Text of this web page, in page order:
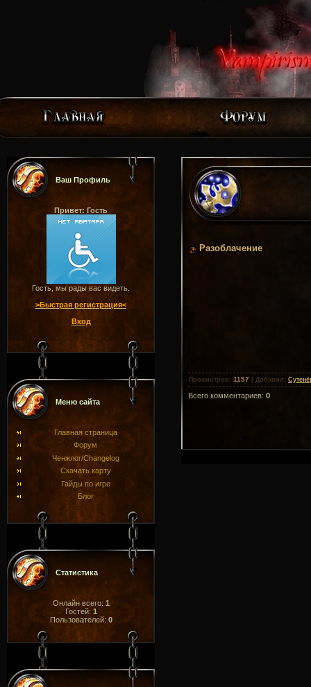
Ваш Профиль
Привет: Гость
Гость, мы рады вас видеть.
>Быстрая регистрация<
Вход
Меню сайта
Главная страница
Форум
Ченжлог/Changelog
Скачать карту
Гайды по игре
Блог
Статистика
Онлайн всего: 1
Гостей: 1
Пользователей: 0
Разоблачение
Просмотров : 1157 Добавил :
Всего комментариев: 0